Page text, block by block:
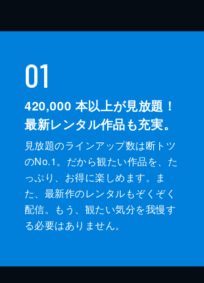
01
420,000 本以上が見放題！
最新レンタル作品も充実。
見放題のラインアップ数は断トツ
のNo.1。だから観たい作品を、た
っぷり、お得に楽しめます。ま
た、最新作のレンタルもぞくぞく
配信。もう、観たい気分を我慢す
る必要はありません。